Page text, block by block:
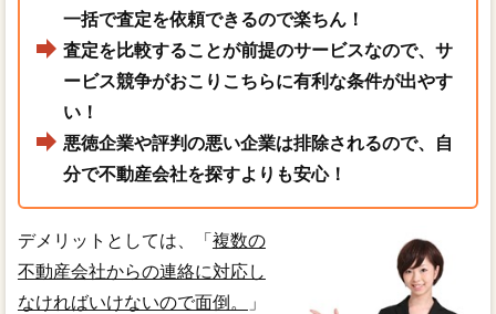
一括で査定を依頼できるので楽ちん！
査定を比較することが前提のサービスなので、サ
ービス競争がおこりこちらに有利な条件が出やす
い！
悪徳企業や評判の悪い企業は排除されるので、自
分で不動産会社を探すよりも安心！
デメリットとしては、「 複数の
不動産会社からの連絡に対応し
なければいけないので面倒。
」